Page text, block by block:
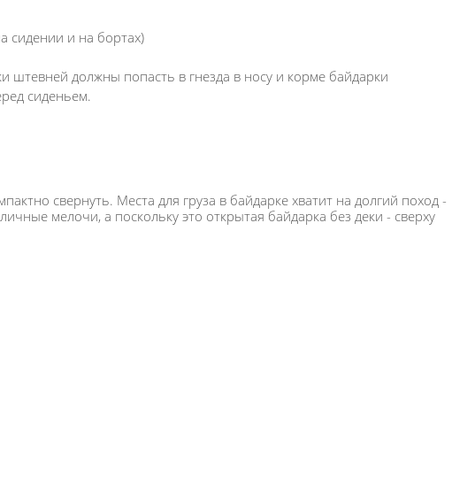
сидении и на бортах)
должны попасть в гнезда в носу и корме байдарки
сиденьем.
свернуть. Места для груза в байдарке хватит на долгий поход -
мелочи, а поскольку это открытая байдарка без деки - сверху